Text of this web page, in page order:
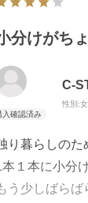
分けがち
C-
性別:
り暮らしのた
本１本に小分
う少しばらば